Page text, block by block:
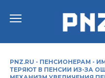
PNZ.RU - ПЕНСИОНЕРАМ -
ТЕРЯЮТ В ПЕНСИИ ИЗ-ЗА